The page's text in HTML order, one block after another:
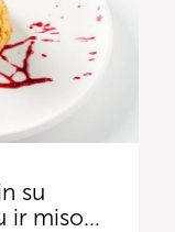
su
ir miso…